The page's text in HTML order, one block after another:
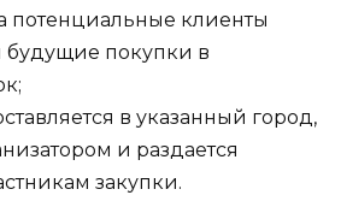
а потенциальные клиенты
будущие покупки в
в указанный город,
и раздается
закупки.